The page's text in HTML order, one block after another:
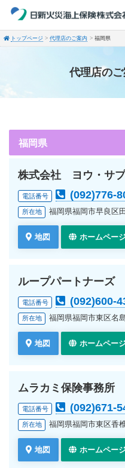
トップページ 代理店のご案内 福岡県
代理店のご
福岡県
株式会社 ヨウ・サ
電話番号 (092)776-
所在地 福岡県福岡市早良区
地図 ホームペー
ループパートナーズ
電話番号 (092)600-
所在地 福岡県福岡市東区名
地図 ホームペー
ムラカミ保険事務所
電話番号 (092)671-
所在地 福岡県福岡市東区香
地図 ホームペー